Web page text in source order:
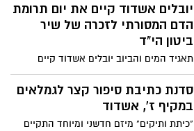
הראשון בליגה למקומות עבודה
יובלים אשדוד קיים את יום תרומת
הדם המסורתי לזכרה של שיר
ביטון הי"ד
תאגיד המים והביוב יובלים אשדוד קיים
השבוע, זו השנה השנייה ברציפות, יום תרומת
דם לזכרה של שיר ביטון הי"ד, שנפלה בקרב
במוצב נחל עוז במהלך מתקפת הטרור
סדנת כתיבת סיפור קצר לגמלאים
במקיף ז', אשדוד
"כיתת ותיקים" מיזם חדשני ומיוחד התקיים